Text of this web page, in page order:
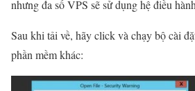
nhưng đa số VPS sẽ sử dụng hệ điều
Sau khi tải về, hãy click và chạy bộ cài
phần mềm khác: